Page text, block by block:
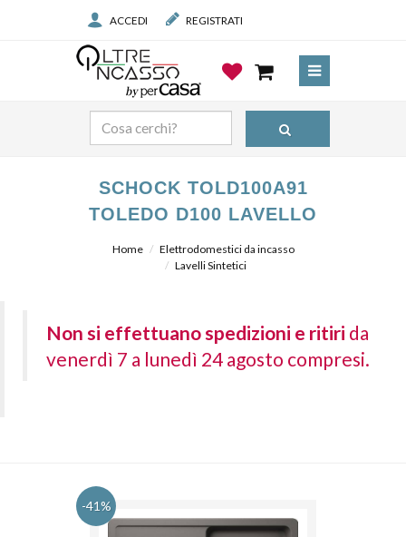
ACCEDI REGISTRATI
SCHOCK TOLD100A91
TOLEDO D100 LAVELLO
Home
Elettrodomestici da incasso
Lavelli Sintetici
Non si effettuano spedizioni e ritiri da
venerdì 7 a lunedì 24 agosto compresi.
-41%